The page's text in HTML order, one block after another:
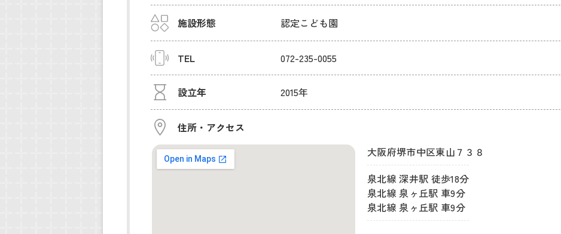
施設形態 認定こども園
TEL 072-235-0055
設立年 2015年
住所・アクセス
大阪府堺市中区東山７３８
泉北線 深井駅 徒歩18分
泉北線 泉ヶ丘駅 車9分
泉北線 泉ヶ丘駅 車9分